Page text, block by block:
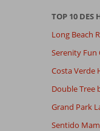
TOP 10 DES
Long Beach
Serenity Fun
Costa Verde
Double Tree
Grand Park
Sentido